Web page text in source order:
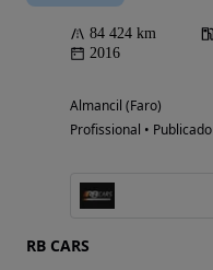
84 424 km
2016
Almancil (Faro)
Profissional • Publicado
RB CARS